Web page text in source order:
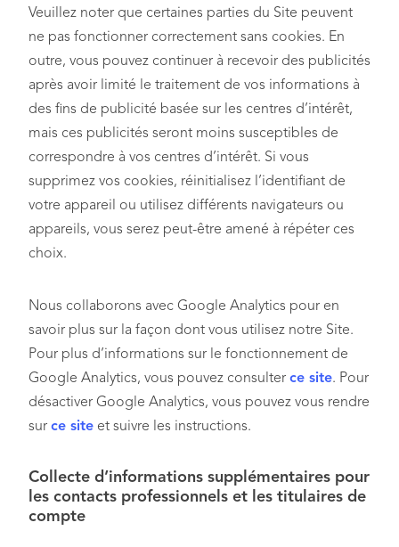
Veuillez noter que certaines parties du Site peuvent
ne pas fonctionner correctement sans cookies. En
outre, vous pouvez continuer à recevoir des publicités
après avoir limité le traitement de vos informations à
des fins de publicité basée sur les centres d’intérêt,
mais ces publicités seront moins susceptibles de
correspondre à vos centres d’intérêt. Si vous
supprimez vos cookies, réinitialisez l’identifiant de
votre appareil ou utilisez différents navigateurs ou
appareils, vous serez peut-être amené à répéter ces
choix.
Nous collaborons avec Google Analytics pour en
savoir plus sur la façon dont vous utilisez notre Site.
Pour plus d’informations sur le fonctionnement de
Google Analytics, vous pouvez consulter ce site. Pour
désactiver Google Analytics, vous pouvez vous rendre
sur ce site et suivre les instructions.
Collecte d’informations supplémentaires pour
les contacts professionnels et les titulaires de
compte